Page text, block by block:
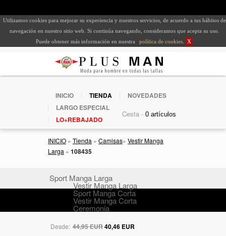
Utilizamos cookies para mejorar su experiencia y nuestros servicios, de acuerdo a tus hábitos de
navegación en nuestro sitio web. Si continúa navegando, consideramos que acepta su uso.
Puede obtener más información en nuestra
política de cookies X
INICIO TIENDA
NOVEDADES
LARGO ESPECIAL
LO+REBAJADO
Cesta -
INICIO » Tienda » Camisas» Vestir Manga
Larga » 108435
Sport Manga Larga
Vestir Manga Larga
Sport Manga Corta
Vestir Manga Corta
Ceremonia
Desde: 44,95 EUR40,46 EUR